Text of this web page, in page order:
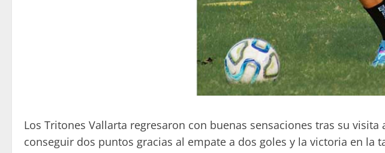
Los Tritones Vallarta regresaron con buenas sensaciones tras su
conseguir dos puntos gracias al empate a dos goles y la victoria en la